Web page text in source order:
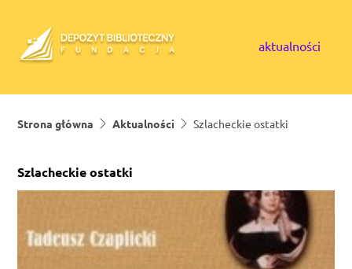
aktualności
Strona główna Aktualności Szlacheckie ostatki
Szlacheckie ostatki